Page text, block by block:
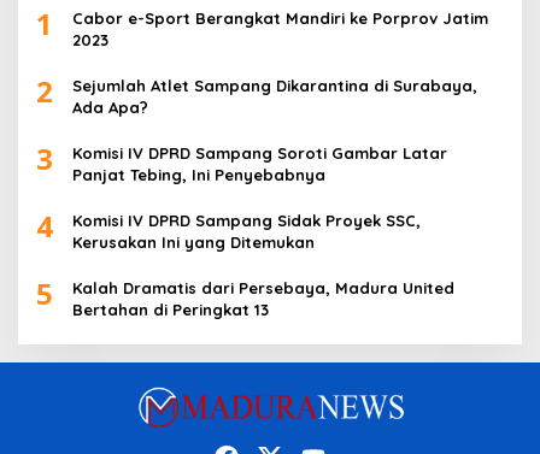
1
Cabor e-Sport Berangkat Mandiri ke Porprov Jatim
2023
2
Sejumlah Atlet Sampang Dikarantina di Surabaya,
Ada Apa?
3
Komisi IV DPRD Sampang Soroti Gambar Latar
Panjat Tebing, Ini Penyebabnya
4
Komisi IV DPRD Sampang Sidak Proyek SSC,
Kerusakan Ini yang Ditemukan
5
Kalah Dramatis dari Persebaya, Madura United
Bertahan di Peringkat 13